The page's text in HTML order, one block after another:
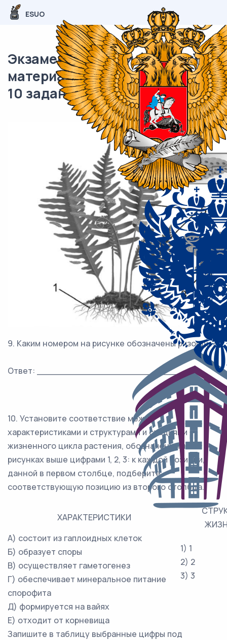
ESUO
Экзаменационный (типовой)
материал ЕГЭ / Биология / 09-
10 задание (24) / 40
9. Каким номером на рисунке обозначены ризоиды?
Ответ: ___________________________.
10. Установите соответствие между
характеристиками и структурами и стадиями
жизненного цикла растения, обозначенными на
рисунках выше цифрами 1, 2, 3: к каждой позиции,
данной в первом столбце, подберите
соответствующую позицию из второго столбца.
ХАРАКТЕРИСТИКИ
А) состоит из гаплоидных клеток
Б) образует споры
В) осуществляет гаметогенез
Г) обеспечивает минеральное питание
спорофита
Д) формируется на вайях
Е) отходит от корневища
1) 1
2) 2
3) 3
Запишите в таблицу выбранные цифры под